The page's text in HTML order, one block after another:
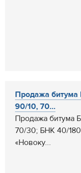
Продажа
90/10, 70...
Продажа битума
70/30; БНК 40/
«Новоку...